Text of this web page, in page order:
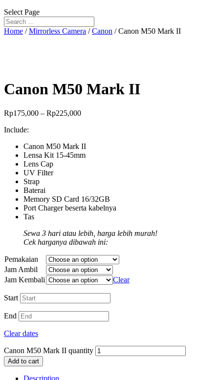
Select Page
Home /Mirrorless Camera /Canon / Canon M50 Mark II
Canon M50 Mark II
Rp175,000 – Rp225,000
Include:
Canon M50 Mark II
Lensa Kit 15-45mm
Lens Cap
UV Filter
Strap
Baterai
Memory SD Card 16/32GB
Port Charger beserta kabelnya
Tas
Sewa 3 hari atau lebih, harga lebih murah!
Cek harganya dibawah ini:
Pemakaian
Jam Ambil
Jam Kembali
Clear
Start
End
Clear dates
Canon M50 Mark II quantity
Add to cart
Description